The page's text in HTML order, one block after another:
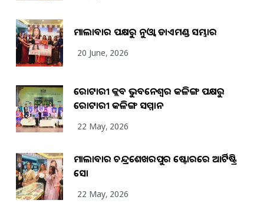
ମାଲାବାର ପକ୍ଷରୁ ନୁଓ୍ବା ଡାଏମଣ୍ଡ ସମ୍ଭାର
20 June, 2026
ରୋଟାରୀ କ୍ଲବ ଭୁବନେଶ୍ୱର କଳିଙ୍ଗ ପକ୍ଷରୁ
ରୋଟାରୀ କଳିଙ୍ଗ ସମ୍ମାନ
22 May, 2026
ମାଲାବାର ଚନ୍ଦ୍ରଶେଖରପୁର ଷ୍ଟୋରରେ ଆର୍ଟିଷ୍ଟ୍ରି
ସୋ
22 May, 2026